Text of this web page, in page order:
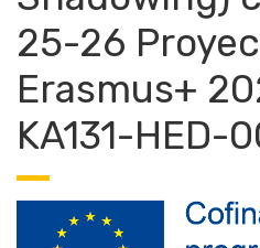
25-26
Erasmus+
KA131-HED-